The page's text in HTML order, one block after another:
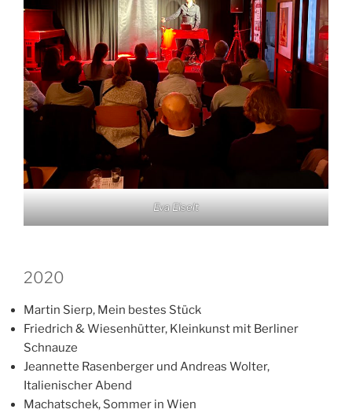
Eva Eiselt
2020
Martin Sierp, Mein bestes Stück
Friedrich & Wiesenhütter, Kleinkunst mit Berliner
Schnauze
Jeannette Rasenberger und Andreas Wolter,
Italienischer Abend
Machatschek, Sommer in Wien